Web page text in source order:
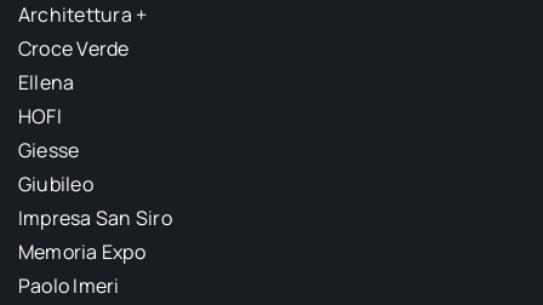
Architettura +
Croce Verde
Ellena
HOFI
Giesse
Giubileo
Impresa San Siro
Memoria Expo
Paolo Imeri